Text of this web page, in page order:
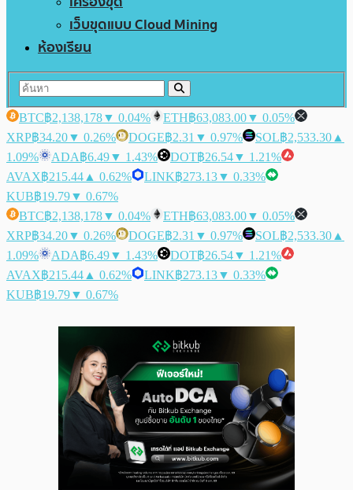
เว็บขุดแบบ Cloud Mining
ห้องเรียน
BTC฿2,138,178▼ 0.04% ETH฿63,083.00▼ 0.05%
XRP฿34.20▼ 0.26% DOGE฿2.31 ▼ 0.97% SOL฿2,533.30 ▲
1.09%
ADA฿6.49▼ 1.43% DOT฿26.54▼ 1.21%
AVAX฿215.44 ▲ 0.62% LINK฿273.13▼ 0.33%
KUB฿19.79▼ 0.67%
BTC฿2,138,178▼ 0.04% ETH฿63,083.00▼ 0.05%
XRP฿34.20▼ 0.26% DOGE฿2.31 ▼ 0.97% SOL฿2,533.30 ▲
1.09%
ADA฿6.49▼ 1.43% DOT฿26.54▼ 1.21%
AVAX฿215.44 ▲ 0.62% LINK฿273.13▼ 0.33%
KUB฿19.79▼ 0.67%